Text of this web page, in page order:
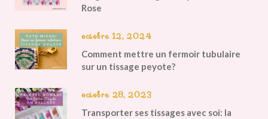
Rose
octobre 12, 2024
Comment mettre un fermoir tubulaire
sur un tissage peyote?
octobre 28, 2023
Transporter ses tissages avec soi: la